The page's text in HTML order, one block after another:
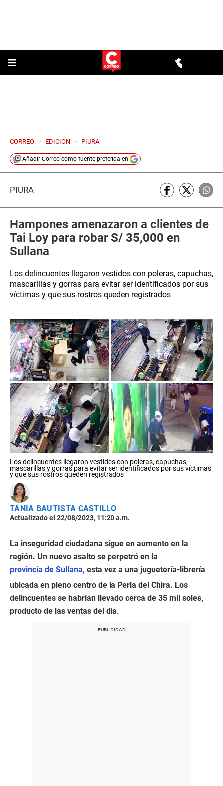
CORREO > EDICION > PIURA
Añadir Correo como fuente preferida en
PIURA
Hampones amenazaron a clientes de
Tai Loy para robar S/ 35,000 en
Sullana
Los delincuentes llegaron vestidos con poleras, capuchas,
mascarillas y gorras para evitar ser identificados por sus
víctimas y que sus rostros queden registrados
Los delincuentes llegaron vestidos con poleras, capuchas,
mascarillas y gorras para evitar ser identificados por sus víctimas
y que sus rostros queden registrados
TANIA BAUTISTA CASTILLO
Actualizado el 22/08/2023, 11:20 a.m.
La inseguridad ciudadana sigue en aumento en la
región. Un nuevo asalto se perpetró en la
provincia de Sullana, esta vez a una juguetería-librería
ubicada en pleno centro de la Perla del Chira. Los
delincuentes se habrían llevado cerca de 35 mil soles,
producto de las ventas del día.